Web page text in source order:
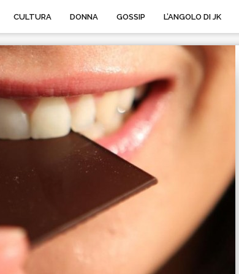
CULTURA DONNA GOSSIP L’ANGOLO DI JK